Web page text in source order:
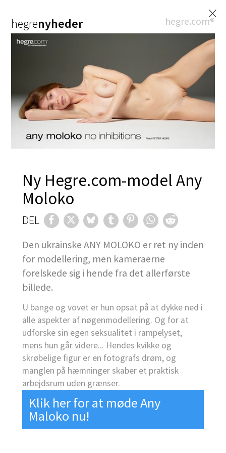
×
hegrenyheder hegre.com®
Ny Hegre.com-model Any
Moloko
DEL
Den ukrainske ANY MOLOKO er ret ny inden
for modellering, men kameraerne
forelskede sig i hende fra det allerførste
billede.
U bange og vovet er hun opsat på at dykke ned i
alle aspekter af nøgenmodellering. Og for at
udforske sin egen seksualitet i rampelyset,
mens hun går videre... Hendes kvikke og
skrøbelige figur er en fotografs drøm, og
manglen på hæmninger skaber et praktisk
arbejdsrum uden grænser.
Klik her for at møde Any
Maloko nu!